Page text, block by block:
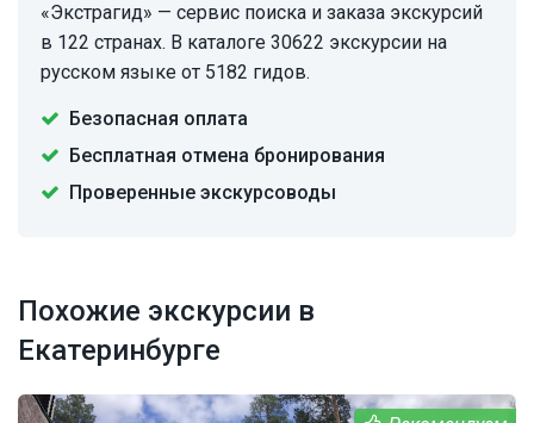
«Экстрагид» — сервис поиска и заказа экскурсий
в 122 странах. В каталоге 30622 экскурсии на
русском языке от 5182 гидов.
Безопасная оплата
Бесплатная отмена бронирования
Проверенные экскурсоводы
Похожие экскурсии в
Екатеринбурге